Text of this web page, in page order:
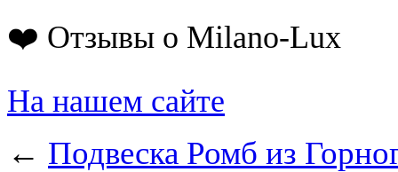
❤️ Отзывы о Milano-Lux
На нашем сайте
← Подвеска Ромб из